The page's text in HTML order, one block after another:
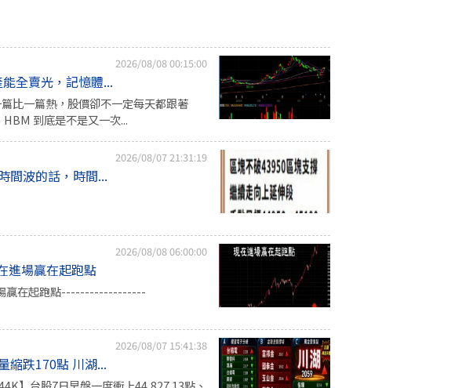
2026/08/08 00:15:00
全賣光，記憶體...
比一篇熱，股價卻不一定每天都跟著
到底是不是又一次...
2026/08/07 21:31:19
間波的話，時間...
2026/08/08 06:00:00
進場贏在起跑點
場贏在起跑點------------------
2026/08/07 15:41:38
縮跌170點 川湖...